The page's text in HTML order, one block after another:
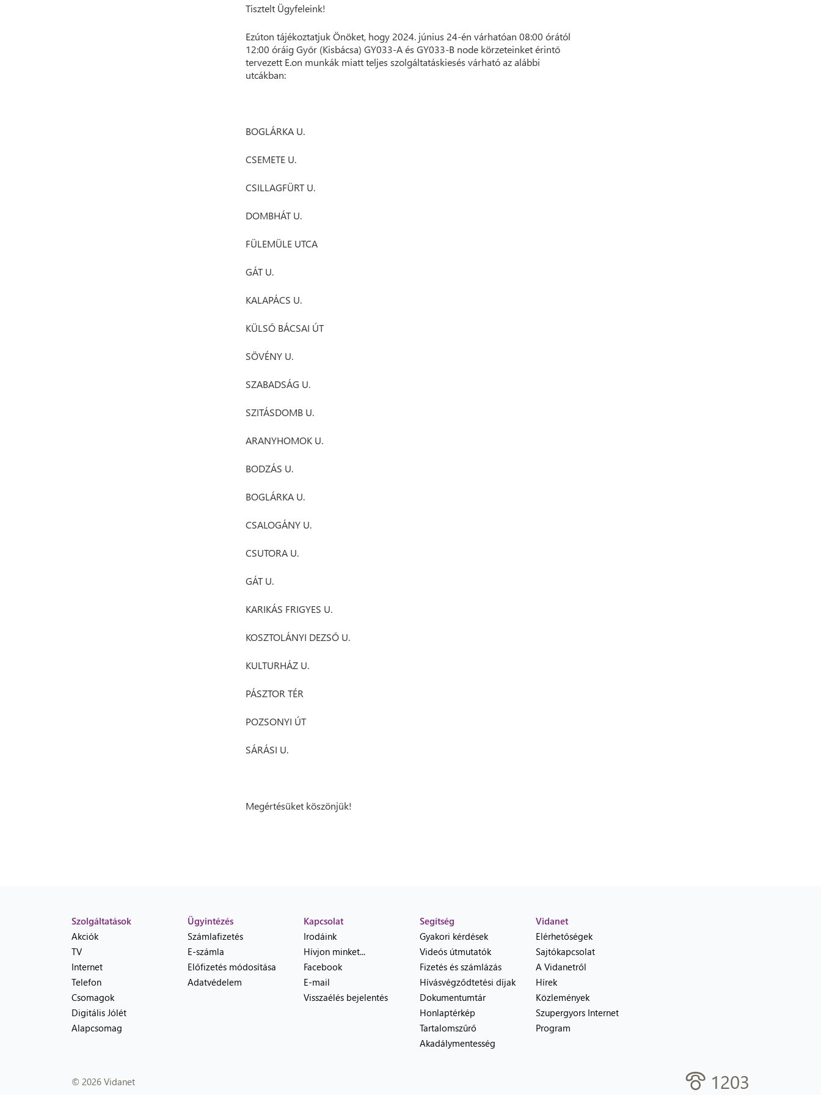
Tisztelt Ügyfeleink!
Ezúton tájékoztatjuk Önöket, hogy 2024. június 24-én várhatóan 08:00 órától
12:00 óráig Győr (Kisbácsa) GY033-A és GY033-B node körzeteinket érintő
tervezett E.on munkák miatt teljes szolgáltatáskiesés várható az alábbi
utcákban:
BOGLÁRKA U.
CSEMETE U.
CSILLAGFÜRT U.
DOMBHÁT U.
FÜLEMÜLE UTCA
GÁT U.
KALAPÁCS U.
KÜLSŐ BÁCSAI ÚT
SÖVÉNY U.
SZABADSÁG U.
SZITÁSDOMB U.
ARANYHOMOK U.
BODZÁS U.
BOGLÁRKA U.
CSALOGÁNY U.
CSUTORA U.
GÁT U.
KARIKÁS FRIGYES U.
KOSZTOLÁNYI DEZSŐ U.
KULTURHÁZ U.
PÁSZTOR TÉR
POZSONYI ÚT
SÁRÁSI U.
Megértésüket köszönjük!
Szolgáltatások
Akciók
TV
Internet
Telefon
Csomagok
Digitális Jólét
Alapcsomag
Ügyintézés
Számlafizetés
E-számla
Előfizetés módosítása
Adatvédelem
Kapcsolat
Irodáink
Hívjon minket...
Facebook
E-mail
Visszaélés bejelentés
Segítség
Gyakori kérdések
Videós útmutatók
Fizetés és számlázás
Hívásvégződtetési díjak
Dokumentumtár
Honlaptérkép
Tartalomszűrő
Akadálymentesség
Vidanet
Elérhetőségek
Sajtókapcsolat
A Vidanetről
Hírek
Közlemények
Szupergyors Internet
Program
© 2026 Vidanet 1203